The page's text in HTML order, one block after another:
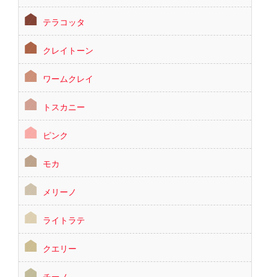
テラコッタ
クレイトーン
ワームクレイ
トスカニー
ピンク
モカ
メリーノ
ライトラテ
クエリー